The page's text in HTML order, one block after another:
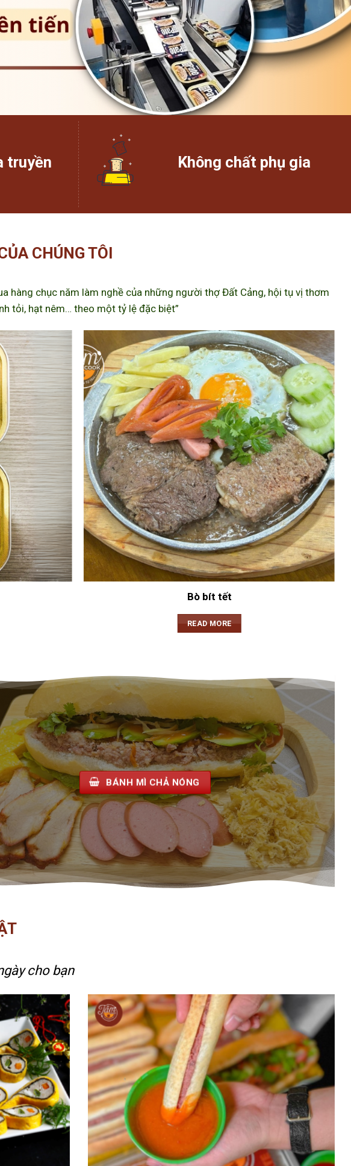
truyền Không chất phụ gia
CHÚNG TÔI
hàng chục năm làm nghề của những người thợ Đất Cảng, hội tụ vị thơm
tỏi, hạt nêm… theo một tỷ lệ đặc biệt”
Bò bít tết
READ MORE
BÁNH MÌ CHẢ NÓNG
cho bạn